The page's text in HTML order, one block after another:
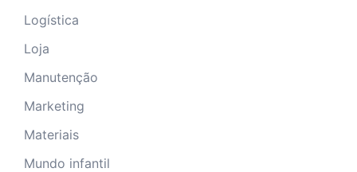
Logística
Loja
Manutenção
Marketing
Materiais
Mundo infantil